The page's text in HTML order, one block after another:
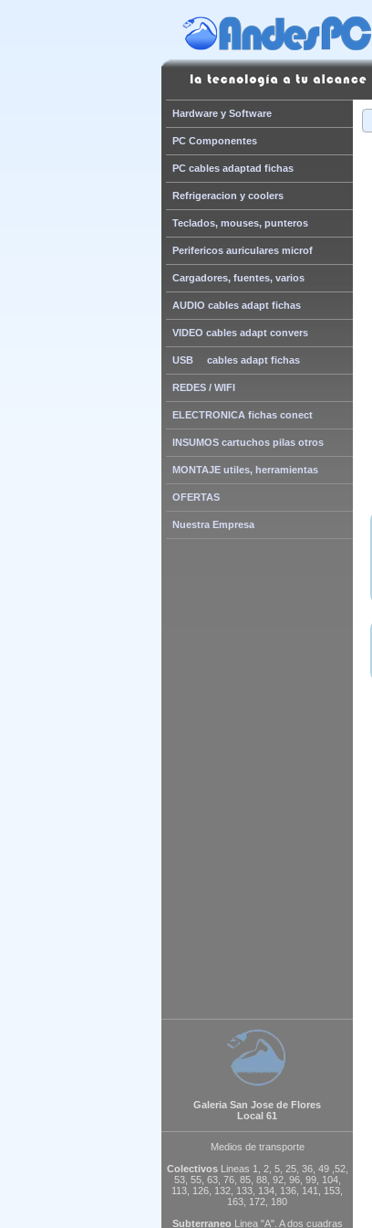
Hardware y Software
PC Componentes
PC cables adaptad fichas
Refrigeracion y coolers
Teclados, mouses, punteros
Perifericos auriculares microf
Cargadores, fuentes, varios
AUDIO cables adapt fichas
VIDEO cables adapt convers
USB cables adapt fichas
REDES / WIFI
ELECTRONICA fichas conect
INSUMOS cartuchos pilas otros
MONTAJE utiles, herramientas
OFERTAS
Nuestra Empresa
Galeria San Jose de Flores
Local 61
Medios de transporte
ColectivosLineas 1, 2, 5, 25, 36, 49 ,52,
53, 55, 63, 76, 85, 88, 92, 96, 99, 104,
113, 126, 132, 133, 134, 136, 141, 153,
163, 172, 180
Subterraneo Linea "A". A dos cuadras